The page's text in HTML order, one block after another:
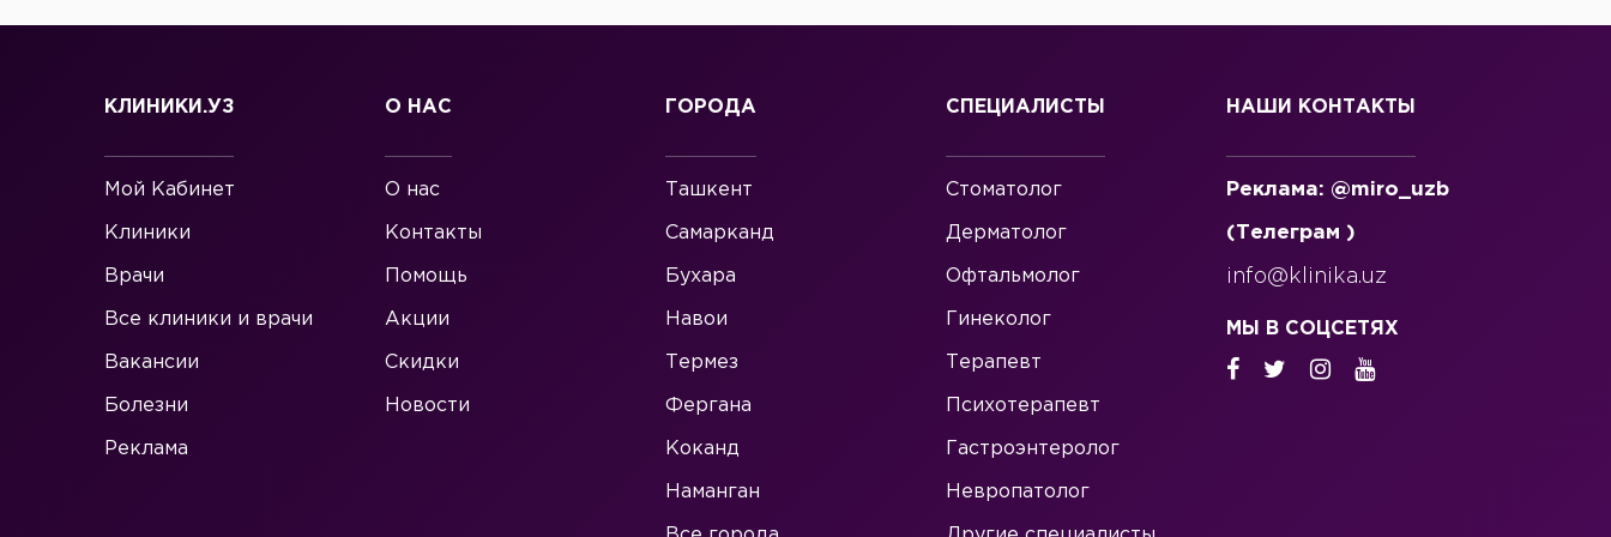
КЛИНИКИ.УЗ
Мой Кабинет
Клиники
Врачи
Все клиники и врачи
Вакансии
Болезни
Реклама
О НАС
О нас
Контакты
Помощь
Акции
Скидки
Новости
ГОРОДА
Ташкент
Самарканд
Бухара
Навои
Термез
Фергана
Коканд
Наманган
СПЕЦИАЛИСТЫ
Стоматолог
Дерматолог
Офтальмолог
Гинеколог
Терапевт
Психотерапевт
Гастроэнтеролог
Невропатолог
НАШИ КОНТАКТЫ
Реклама: @miro_uzb
(Телеграм )
info@klinika.uz
МЫ В СОЦСЕТЯХ